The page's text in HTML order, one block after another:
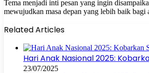
Tema menjadi inti pesan yang ingin
mewujudkan masa depan yang lebih baik bagi
Related Articles
Hari Anak Nasional 2025:
23/07/2025